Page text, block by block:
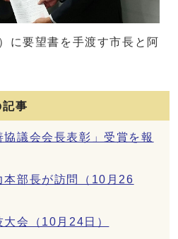
に要望書を手渡す市長と阿
記事
協議会会長表彰」受賞を報
本部長が訪問（10月26
会（10月24日）